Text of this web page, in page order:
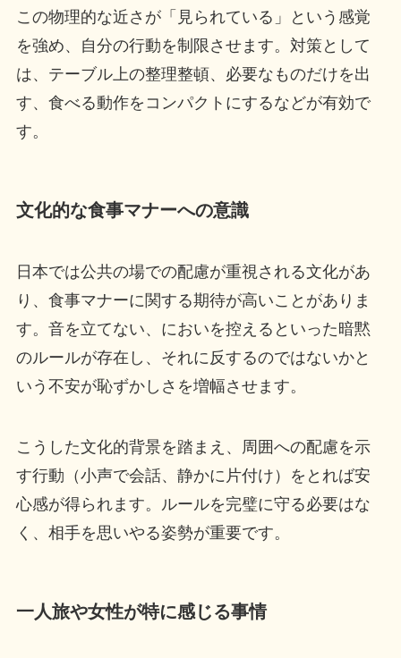
この物理的な近さが「見られている」という感覚
を強め、自分の行動を制限させます。対策として
は、テーブル上の整理整頓、必要なものだけを出
す、食べる動作をコンパクトにするなどが有効で
す。
文化的な食事マナーへの意識
日本では公共の場での配慮が重視される文化があ
り、食事マナーに関する期待が高いことがありま
す。音を立てない、においを控えるといった暗黙
のルールが存在し、それに反するのではないかと
いう不安が恥ずかしさを増幅させます。
こうした文化的背景を踏まえ、周囲への配慮を示
す行動（小声で会話、静かに片付け）をとれば安
心感が得られます。ルールを完璧に守る必要はな
く、相手を思いやる姿勢が重要です。
一人旅や女性が特に感じる事情